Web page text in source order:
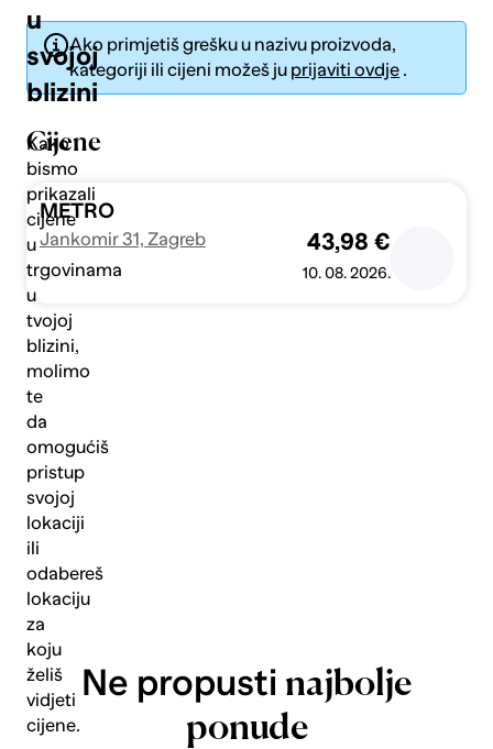
u
svojoj
blizini
Kako
bismo
prikazali
cijene
u
trgovinama
u
tvojoj
blizini,
molimo
te
da
omogućiš
pristup
svojoj
lokaciji
ili
odabereš
lokaciju
za
koju
želiš
vidjeti
cijene.
Pošalji
Ako primjetiš grešku u nazivu proizvoda,
kategoriji ili cijeni možeš ju prijaviti ovdje .
Cijene
METRO
Jankomir 31, Zagreb 43,98 €
10. 08. 2026.
Ne propusti najbolje
ponude